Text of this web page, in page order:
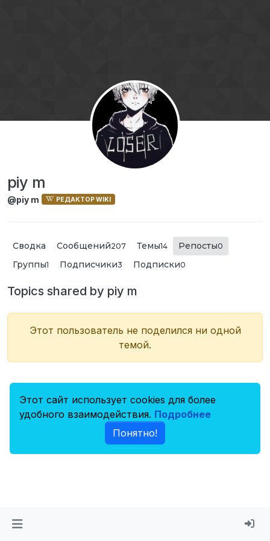
piy m
@piy m РЕДАКТОР WIKI
Сводка Сообщений207 Темы14 Репосты0
Группы1 Подписчики3 Подписки0
Topics shared by piy m
Этот пользователь не поделился ни одной
темой.
Этот сайт использует cookies для более
удобного взаимодействия. Подробнее
Понятно!